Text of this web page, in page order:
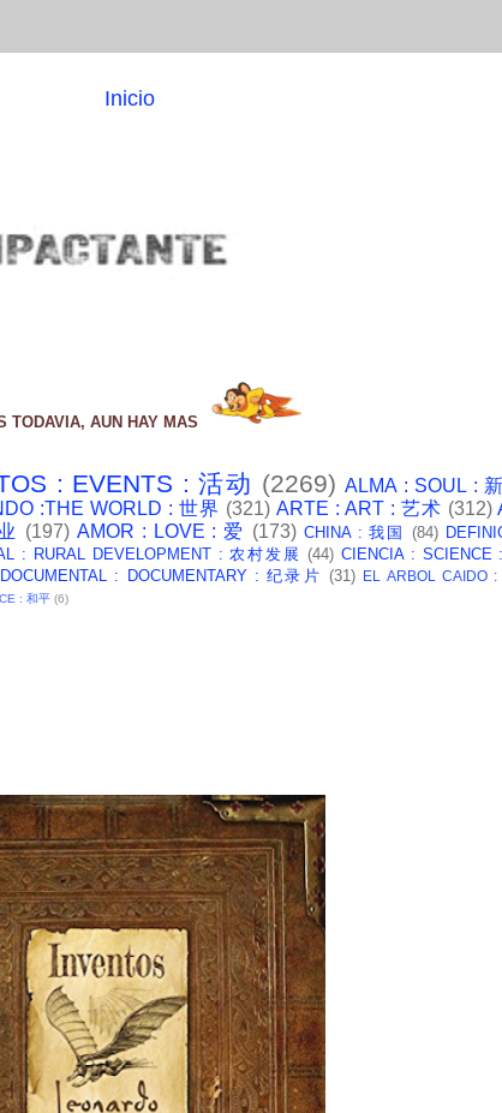
Inicio
TODAVIA, AUN HAY MAS
: EVENTS : 活动 (2269) ALMA : SOUL :
:THE WORLD : 世界 (321) ARTE : ART : 艺术 (312)
(197) AMOR : LOVE : 爱 (173) CHINA : 我国 (84)
: RURAL DEVELOPMENT : 农村发展 (44) CIENCIA : SCIENCE
DOCUMENTAL : DOCUMENTARY : 纪录片 (31) EL ARBOL CAIDO
: 和平 (6)